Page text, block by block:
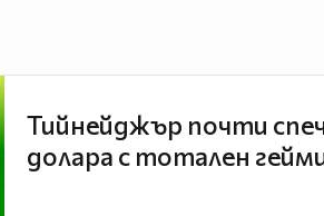
Тийнейджър почти
долара с тотален